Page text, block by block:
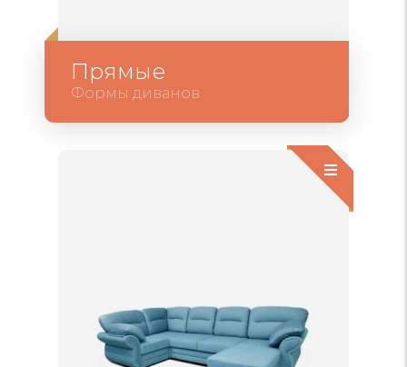
Прямые
Формы диванов